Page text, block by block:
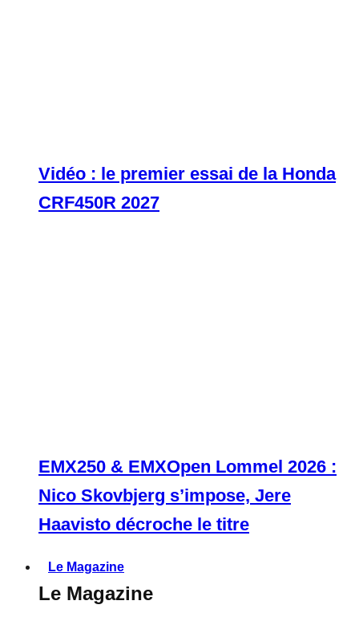
Vidéo : le premier essai de la Honda
CRF450R 2027
EMX250 & EMXOpen Lommel 2026 :
Nico Skovbjerg s’impose, Jere
Haavisto décroche le titre
Le Magazine
Le Magazine